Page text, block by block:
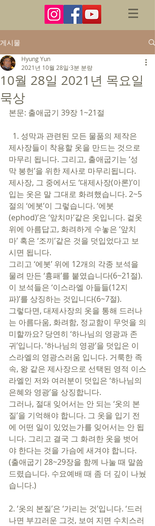
게시물
10월 28일 2021년 목요일
묵상
Hyung Yun
2021년 10월 28일 3분 분량
본문: 출애굽기 39장 1~21절
제사장들이 착용할 옷을 만드는 것으로
마무리 됩니다. 그리고, 출애굽기는 ‘성
막 봉헌’을 위한 제사로 마무리됩니다.
제사장, 그 중에서도 ‘대제사장(아론)’이
입는 옷은 말 그대로 화려했습니다. 2~5
절의 ‘에봇’이 그렇습니다. ‘에봇
(ephod)’은 ‘앞치마’같은 옷입니다. 겉옷
위에 아름답고, 화려하게 수놓은 ‘앞치
마’ 혹은 ‘조끼’같은 것을 덧입었다고 보
시면 됩니다.
그리고 ‘에봇’ 위에 12개의 각종 보석을
물려 만든 ‘흉패’를 붙였습니다(6~21절).
이 보석들은 ‘이스라엘 아들들(12지
파)’를 상징하는 것입니다(6~7절).
그렇다면, 대제사장의 옷을 통해 드러나
는 아름다움, 화려함, 정교함이 무엇을 의
미할까요? 당연히 ‘하나님의 영광과 존
귀’입니다. ‘하나님의 영광’을 덧입은 이
스라엘의 영광스러움 입니다. 거룩한 족
속, 왕 같은 제사장으로 선택된 영적 이스
라엘인 저와 여러분이 덧입은 ‘하나님의
은혜와 영광’을 상징합니다.
그러나, 절대 잊어서는 안 되는 ‘옷의 본
질’을 기억해야 합니다. 그 옷을 입기 전
에 어떤 일이 있었는가를 잊어서는 안 됩
니다. 그리고 결국 그 화려한 옷을 벗어
야 한다는 것을 가슴에 새겨야 합니다.
(출애굽기 28~29장을 함께 나눌 때 말씀
드렸습니다. 수요예배 때 좀 더 깊이 나눴
습니다.)
2. ‘옷의 본질’은 ‘가리는 것’입니다. ‘드러
나면 부끄러운 그것, 보여 지면 수치스러